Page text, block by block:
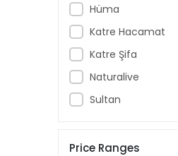
Hüma
Katre Hacamat
Katre Şifa
Naturalive
Sultan
Price Ranges